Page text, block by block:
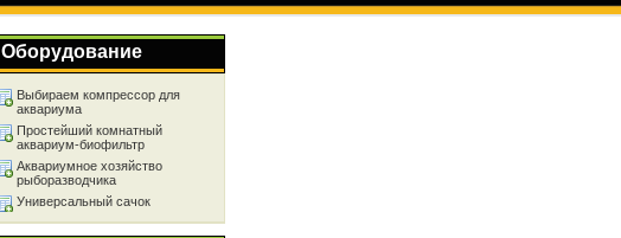
Оборудование
Выбираем компрессор для
аквариума
Простейший комнатный
аквариум-биофильтр
Аквариумное хозяйство
рыборазводчика
Универсальный сачок